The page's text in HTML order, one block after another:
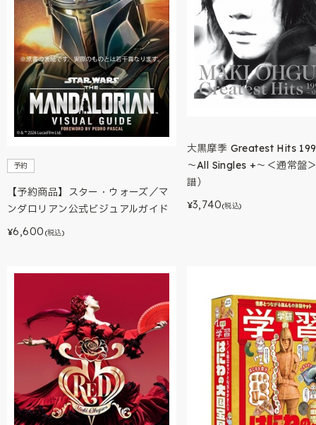
予約
【予約商品】スター・ウォーズ／マ
ンダロリアン公式ビジュアルガイド
¥6,600 (税込)
大黒摩季 Greatest Hits
～All Singles +～＜通常盤
譜）
¥3,740(税込)